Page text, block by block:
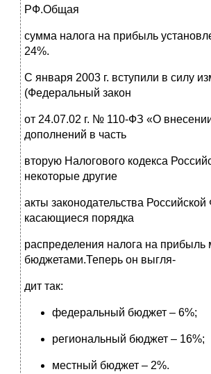
РФ.Общая
сумма налога на прибыль
24%.
С января 2003 г. вступили в силу
(Федеральный закон
от 24.07.02 г. № 110-ФЗ «О
дополнений в часть
вторую Налогового кодекса
некоторые другие
акты законодательства
касающиеся порядка
распределения налога на прибыль
бюджетами.Теперь он выгля-
дит так:
федеральный бюджет – 6%;
региональный бюджет – 16%;
местный бюджет – 2%.